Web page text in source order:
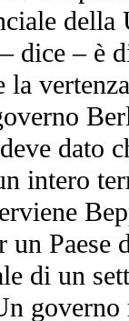
dice – è
la
dato
intero
un Paese
di un